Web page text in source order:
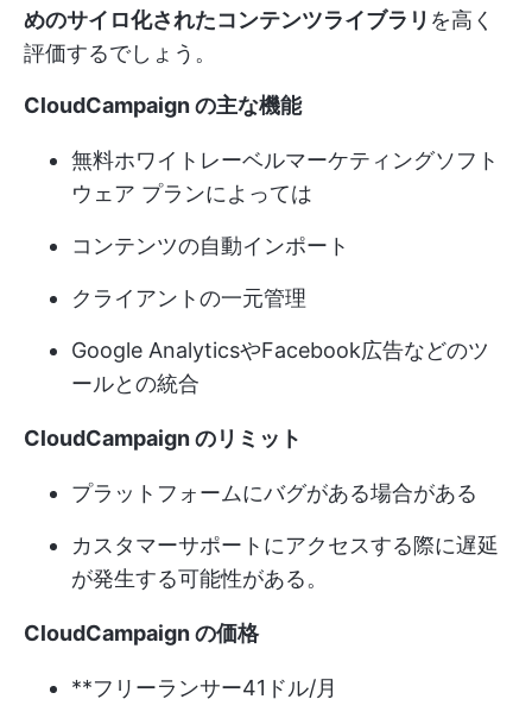
めのサイロ化されたコンテンツライブラリ を高く
評価するでしょう。
CloudCampaign の主な機能
無料ホワイトレーベルマーケティングソフト
ウェア プランによっては
コンテンツの自動インポート
クライアントの一元管理
Google AnalyticsやFacebook広告などのツ
ールとの統合
CloudCampaign のリミット
プラットフォームにバグがある場合がある
カスタマーサポートにアクセスする際に遅延
が発生する可能性がある。
CloudCampaign の価格
**フリーランサー41ドル/月